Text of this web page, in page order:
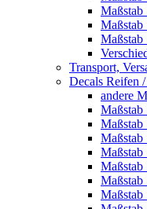
Maßstab
Maßstab
Maßstab
Transport,
Decals Reifen
andere
Maßstab
Maßstab
Maßstab
Maßstab
Maßstab